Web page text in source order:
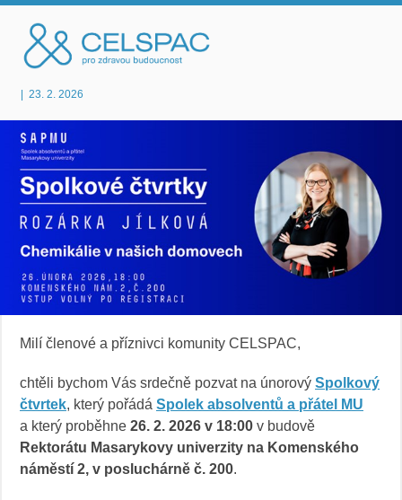
23. 2. 2026
Milí členové a příznivci komunity CELSPAC,
chtěli bychom Vás srdečně pozvat na únorový Spolkový
čtvrtek, který pořádá Spolek absolventů a přátel MU
a který proběhne 26. 2. 2026 v 18:00 v budově
Rektorátu Masarykovy univerzity na Komenského
náměstí 2, v posluchárně č. 200.